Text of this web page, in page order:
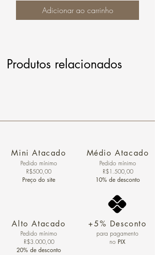
Adicionar ao carrinho
Produtos relacionados
Mini Atacado
Pedido ​mínimo
R$500,00
Preço do site
Alto Atacado
Pedido mínimo
R$3.000,00
20% de desconto
Médio Atacado
Pedido mínimo
R$1.500,00
10% de desconto
+5% Desconto
para pagamento
no PIX